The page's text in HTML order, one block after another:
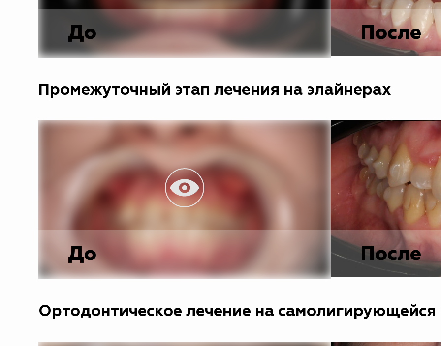
До После
Промежуточный этап лечения на элайнерах
До После
Ортодонтическое лечение на самолигирующейся